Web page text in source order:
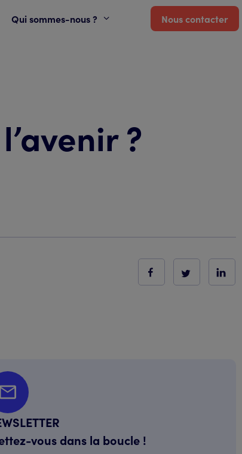
Qui sommes-nous ? Nous contacter
?
vous dans la boucle !